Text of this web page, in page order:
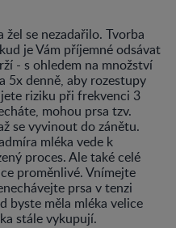
se nezadařilo. Tvorba
je Vám příjemné odsávat
- s ohledem na množství
5x denně, aby rozestupy
riziku při frekvenci 3
mohou prsa tzv.
se vyvinout do zánětu.
mléka vede k
proces. Ale také celé
proměnlivé. Vnímejte
prsa v tenzi
byste měla mléka velice
stále vykupují.